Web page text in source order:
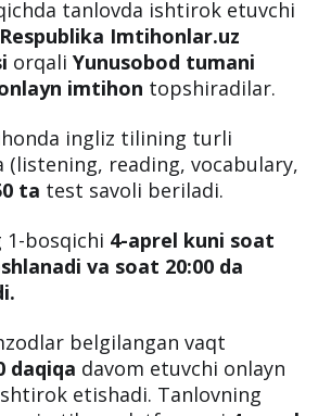
tanlovda ishtirok etuvchi
Respublika Imtihonlar.uz
orqali Yunusobod tumani
imtihon topshiradilar.
ingliz tilining turli
(listening, reading, vocabulary,
ta test savoli beriladi.
1-bosqichi 4-aprel kuni soat
va soat 20:00 da
belgilangan vaqt
daqiqa davom etuvchi onlayn
etishadi. Tanlovning